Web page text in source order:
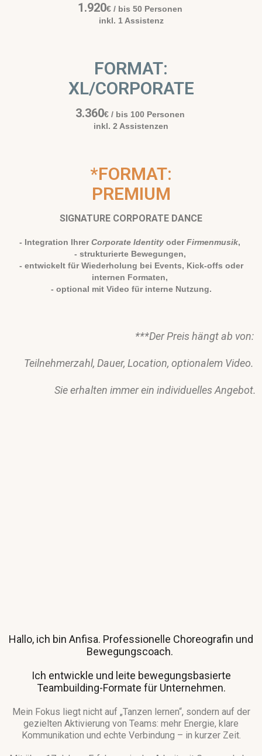
1.920€/ bis 50 Personen
inkl. 1 Assistenz
FORMAT:
XL/CORPORATE
3.360€/ bis 100 Personen
inkl. 2 Assistenzen
*FORMAT:
PREMIUM
SIGNATURE CORPORATE DANCE
- Integration IhrerCorporate Identity oderFirmenmusik,
- strukturierte Bewegungen,
- entwickelt für Wiederholung bei Events, Kick-offs oder
internen Formaten,
- optional mit Video für interne Nutzung.
***Der Preis hängt ab von:
Teilnehmerzahl, Dauer, Location, optionalem Video.
Sie erhalten immer ein individuelles Angebot.
Hallo, ich bin Anfisa. Professionelle Choreografin und
Bewegungscoach.
Ich entwickle und leite bewegungsbasierte
Teambuilding-Formate für Unternehmen.
Mein Fokus liegt nicht auf „Tanzen lernen“, sondern auf der
gezielten Aktivierung von Teams: mehr Energie, klare
Kommunikation und echte Verbindung – in kurzer Zeit.